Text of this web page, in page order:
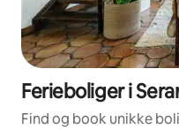
Ferieboliger i
Find og book unikke